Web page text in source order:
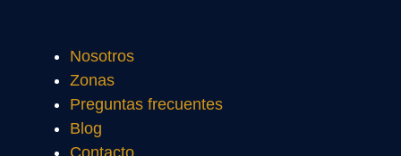
Nosotros
Zonas
Preguntas frecuentes
Blog
Contacto